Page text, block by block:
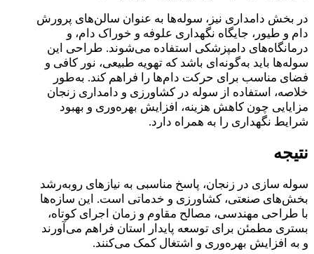
در بخش دامداری نیز، سوله‌ها به عنوان سالن‌های پرورش
دام و طیور، جایگاه نگهداری علوفه و خوراک دام، و
درمانگاه‌های دامپزشکی استفاده می‌شوند. طراحی این
سوله‌ها باید به‌گونه‌ای باشد که تهویه طبیعی، نور کافی و
فضای مناسب برای حرکت دام‌ها را فراهم کند. به‌طور
خلاصه، استفاده از سوله در کشاورزی و دامداری زنجان
مزایایی چون کاهش هزینه، افزایش بهره‌وری و بهبود
شرایط نگهداری را به همراه دارد.
نتیجه
سوله‌ سازی در زنجان، پاسخ مناسبی به نیازهای رو‌به‌رشد
بخش‌های صنعتی، کشاورزی و خدماتی است. این سازه‌ها
با طراحی مهندسی، مصالح مقاوم و زمان اجرای کوتاه،
بستری مطمئن برای توسعه پایدار استان فراهم می‌آورند
و به افزایش بهره‌وری و اشتغال کمک می‌کنند.